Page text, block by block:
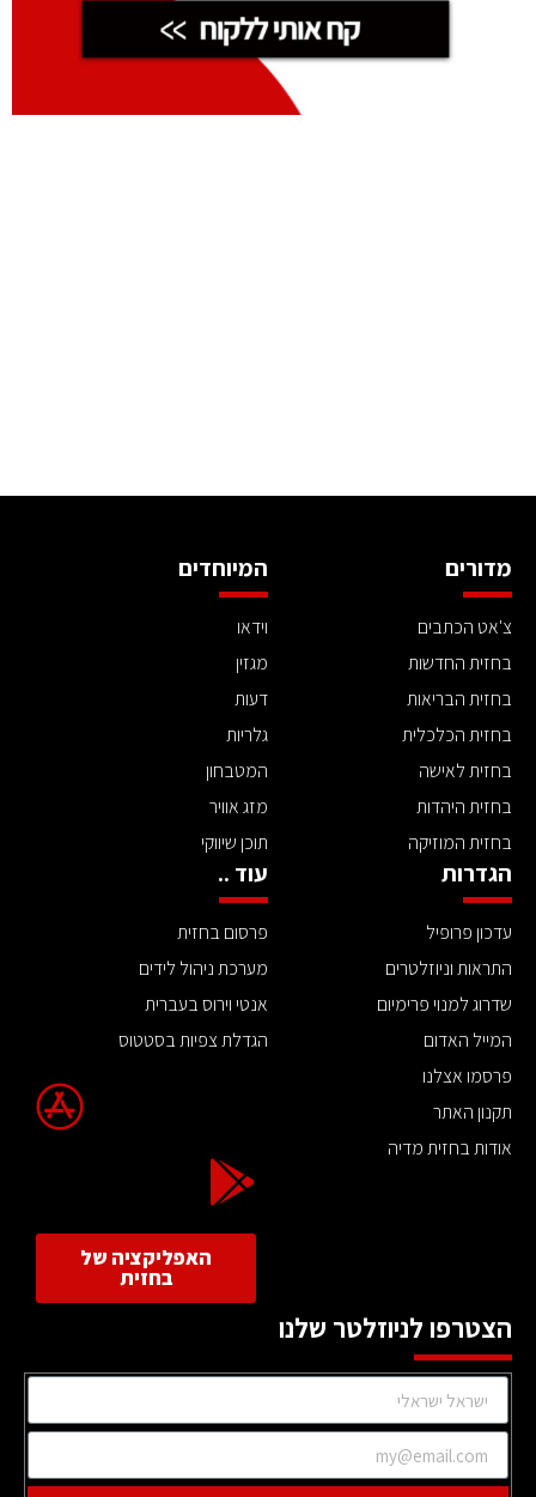
מדורים
צ'אט הכתבים
בחזית החדשות
בחזית הבריאות
בחזית הכלכלית
בחזית לאישה
בחזית היהדות
בחזית המוזיקה
המיוחדים
וידאו
מגזין
דעות
גלריות
המטבחון
מזג אוויר
תוכן שיווקי
הגדרות
עדכון פרופיל
התראות וניוזלטרים
שדרוג למנוי פרימיום
המייל האדום
פרסמו אצלנו
תקנון האתר
אודות בחזית מדיה
עוד ..
פרסום בחזית
מערכת ניהול לידים
אנטי וירוס בעברית
הגדלת צפיות בסטטוס
האפליקציה של
בחזית
הצטרפו לניוזלטר שלנו